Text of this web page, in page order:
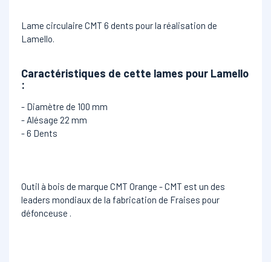
Lame circulaire CMT 6 dents pour la réalisation de
Lamello.
Caractéristiques de cette lames pour Lamello
:
- Diamètre de 100 mm
- Alésage 22 mm
- 6 Dents
Outil à bois de marque CMT Orange - CMT est un des
leaders mondiaux de la fabrication de Fraises pour
défonceuse .